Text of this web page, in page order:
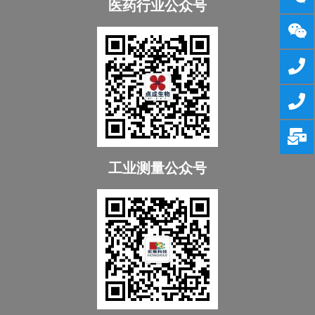
医药行业公众号
工业测量公众号